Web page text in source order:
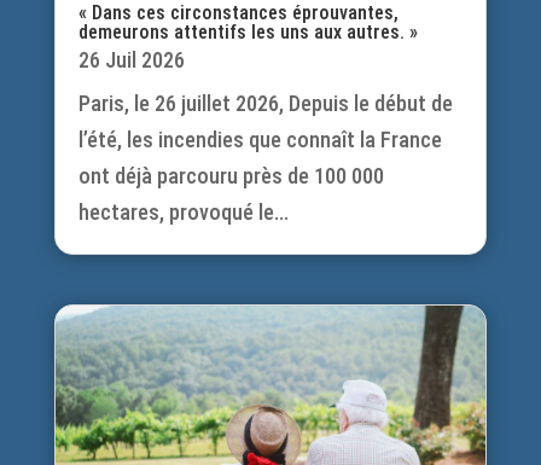
« Dans ces circonstances éprouvantes,
demeurons attentifs les uns aux autres. »
26 Juil 2026
Paris, le 26 juillet 2026, Depuis le début de
l’été, les incendies que connaît la France
ont déjà parcouru près de 100 000
hectares, provoqué le...